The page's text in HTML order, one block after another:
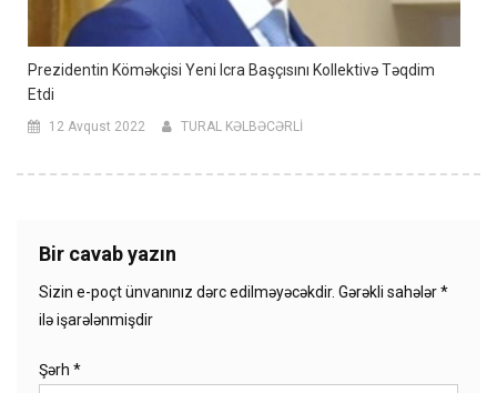
Prezidentin Köməkçisi Yeni Icra Başçısını Kollektivə Təqdim
Etdi
12 Avqust 2022 TURAL KƏLBƏCƏRLİ
Bir cavab yazın
Sizin e-poçt ünvanınız dərc edilməyəcəkdir. Gərəkli sahələr*
ilə işarələnmişdir
Şərh *